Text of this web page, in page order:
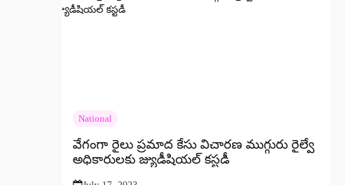
National
వేగంగా రైలు ప్రమాద కేసు విచారణ ముగ్గురు రైల్వే
అధికారులకు జ్యుడీషియల్ కస్టడీ